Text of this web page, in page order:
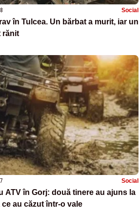
Social
în Tulcea. Un bărbat a murit, iar un
rănit
Social
ATV în Gorj: două tinere au ajuns la
au căzut într-o vale